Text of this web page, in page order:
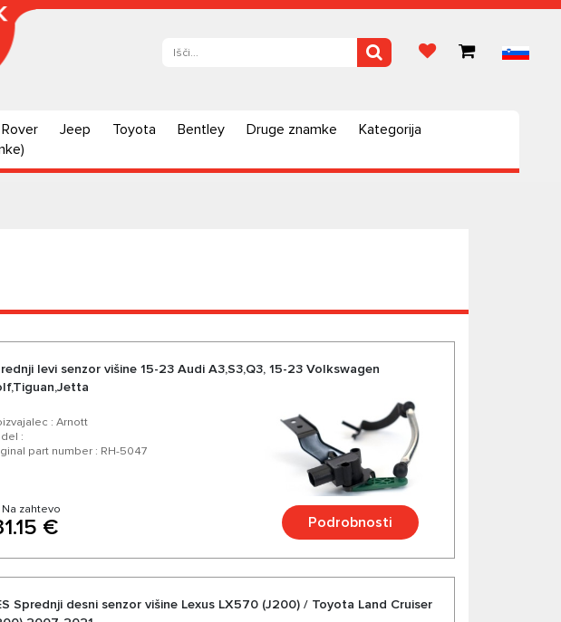
Jeep Toyota Bentley Druge znamke
Kategorija
levi senzor višine 15-23 Audi A3,S3,Q3, 15-23 Volkswagen
: Arnott
:
part number : RH-5047
Na zahtevo
€ Podrobnosti
Sprednji desni senzor višine Lexus LX570 (J200) / Toyota Land Cruiser